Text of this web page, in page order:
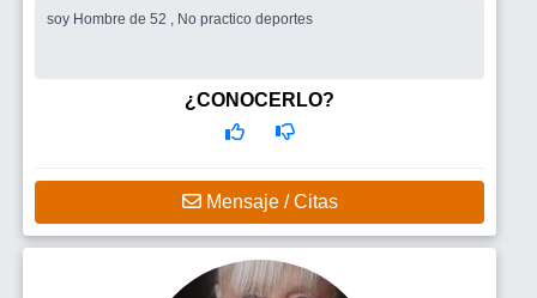
soy Hombre de 52 , No practico deportes
¿CONOCERLO?
Mensaje / Citas